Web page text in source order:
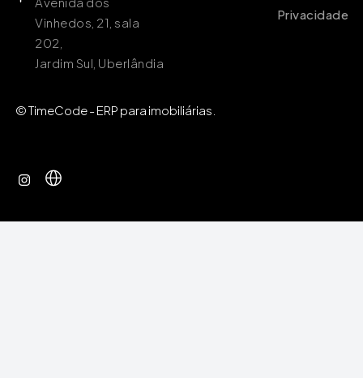
Vinhedos, 21, sala
202,
Jardim Sul, Uberlândia
Privacidade
© TimeCode - ERP para imobiliárias.